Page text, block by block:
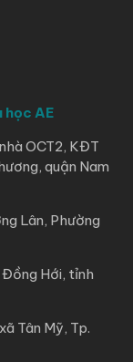
học AE
OCT2, KĐT
quận Nam
Lân, Phường
Đồng Hới, tỉnh
Tân Mỹ, Tp.